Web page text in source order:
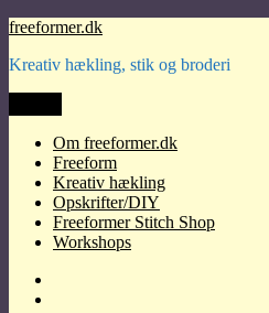
Videre
indhold
freeformer.dk
Kreativ hækling, stik og broderi
Om freeformer.dk
Freeform
Kreativ hækling
Opskrifter/DIY
Freeformer Stitch Shop
Workshops